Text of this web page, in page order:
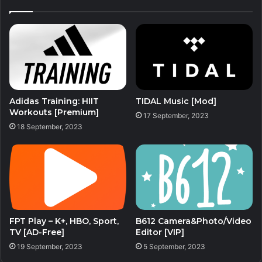
– Chuyển nhanh các chuỗi duy nhất sang bản địa hóa
mong muốn
– Hoạt động hàng loạt (xóa, sao chép, di chuyển, đổi tên)
– Chữ ký APK (bị tắt theo mặc định)
– Nhân bản APK
– Tối ưu hóa APK
– Mã hóa APK
– Tạo bản sao lưu (.bak)
– Thay đổi màu sắc tiện lợi trong arsc
Adidas Training: HIIT
Workouts [Premium]
18 September, 2023
TIDAL Music [Mod]
17 September, 2023
FPT Play – K+, HBO, Sport,
TV [AD-Free]
19 September, 2023
B612 Camera&Photo/Video
Editor [VIP]
5 September, 2023